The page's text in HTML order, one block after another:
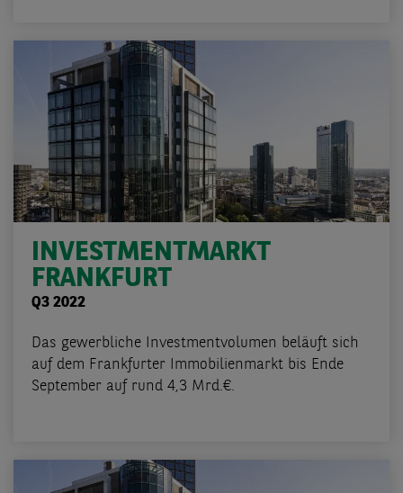
INVESTMENTMARKT
FRANKFURT
Q3 2022
Das gewerbliche Investmentvolumen beläuft sich
auf dem Frankfurter Immobilienmarkt bis Ende
September auf rund 4,3 Mrd.€.